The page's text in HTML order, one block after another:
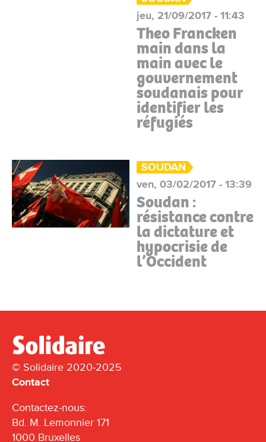
jeu, 21/09/2017 - 11:43
Theo Francken
main dans la
main avec le
gouvernement
soudanais pour
identifier les
réfugiés
SOUDAN
ven, 03/02/2017 - 13:39
Soudan :
résistance contre
la dictature et
hypocrisie de
l’Occident
© Solidaire 2020-2025
Contact
Contactez-nous:
Bd. M. Lemonnier 171
1000 Bruxelles